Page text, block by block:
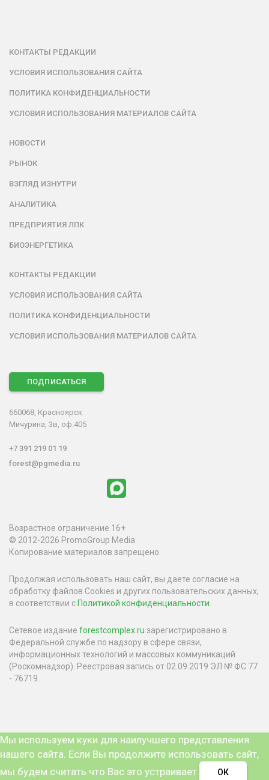
КОНТАКТЫ РЕДАКЦИИ
УСЛОВИЯ ИСПОЛЬЗОВАНИЯ САЙТА
ПОЛИТИКА КОНФИДЕНЦИАЛЬНОСТИ
УСЛОВИЯ ИСПОЛЬЗОВАНИЯ МАТЕРИАЛОВ САЙТА
НОВОСТИ
РЫНОК
ВЗГЛЯД ИЗНУТРИ
АНАЛИТИКА
ПРЕДПРИЯТИЯ ЛПК
БИОЭНЕРГЕТИКА
КОНТАКТЫ РЕДАКЦИИ
УСЛОВИЯ ИСПОЛЬЗОВАНИЯ САЙТА
ПОЛИТИКА КОНФИДЕНЦИАЛЬНОСТИ
УСЛОВИЯ ИСПОЛЬЗОВАНИЯ МАТЕРИАЛОВ САЙТА
ПОДПИСАТЬСЯ
660068, Красноярск
Мичурина, 3в, оф.405
+7 391 219 01 19
forest@pgmedia.ru
Возрастное ограничение 16+
© 2012-2026 PromoGroup Media
Копирование материалов запрещено.
Продолжая использовать наш сайт, вы даете согласие на
обработку файлов Cookies и других пользовательских данных,
в соответствии с Политикой конфиденциальности.
Сетевое издание forestcomplex.ru зарегистрировано в
Федеральной службе по надзору в сфере связи,
информационных технологий и массовых коммуникаций
(Роскомнадзор). Реестровая запись от 02.09.2019 ЭЛ № ФС 77
- 76719.
Мы используем куки для наилучшего представления
нашего сайта. Если Вы продолжите использовать сайт,
мы будем считать что Вас это устраивает.
ОК